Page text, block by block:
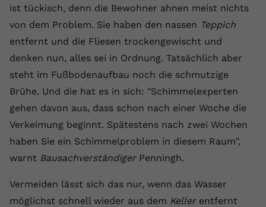
ist tückisch, denn die Bewohner ahnen meist nichts
von dem Problem. Sie haben den nassen Teppich
entfernt und die Fliesen trockengewischt und
denken nun, alles sei in Ordnung. Tatsächlich aber
steht im Fußbodenaufbau noch die schmutzige
Brühe. Und die hat es in sich: "Schimmelexperten
gehen davon aus, dass schon nach einer Woche die
Verkeimung beginnt. Spätestens nach zwei Wochen
haben Sie ein Schimmelproblem in diesem Raum",
warnt BausachverständigerPenningh.
Vermeiden lässt sich das nur, wenn das Wasser
möglichst schnell wieder aus dem Kellerentfernt
Anbieter VPB.de
Zweck
Dieses Cookie wird verwendet, um die
Speicherung von
Website zuzuordnen.
Laufzeit 2 Jahre
Zweck
Vimeo installiert dieses Cookie, um
Tracking-Informationen zu sammeln,
indem es eine eindeutige ID zum
Einbetten von Videos auf der Website
setzt.
Name CONSENT